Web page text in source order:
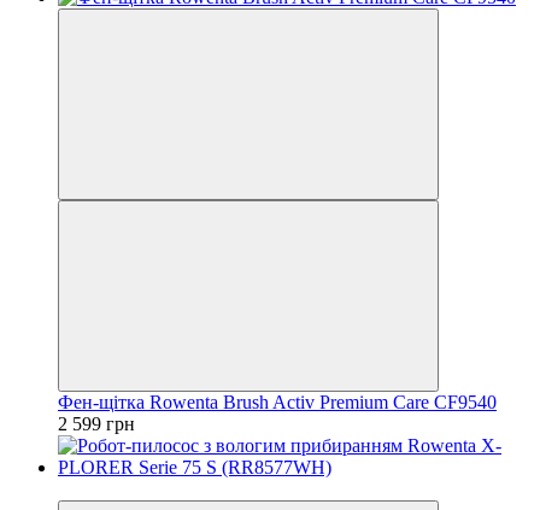
Фен-щітка Rowenta Brush Activ Premium Care CF9540
2 599 грн